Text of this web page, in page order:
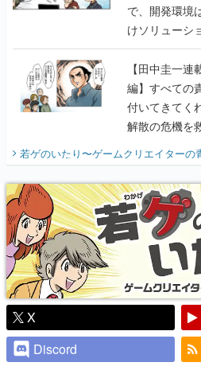
で、開発環境
けソリューシ
に行って、よ
【田中圭一
編】すべての
付いてきてく
解散の危機を
『少年ジャン
り】
若ゲのいたり〜ゲームクリエイターの
X
Discord